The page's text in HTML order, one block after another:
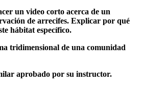
un video corto acerca de un
de arrecifes. Explicar por qué
hábitat específico.
tridimensional de una comunidad
aprobado por su instructor.